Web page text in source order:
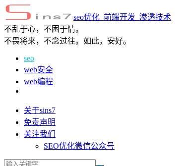
seo优化_前端开发_渗透技术
不乱于心，不困于情。
不畏将来，不念过往。如此，安好。
seo
web安全
web编程
关于sins7
免责声明
关注我们
SEO优化微信公众号